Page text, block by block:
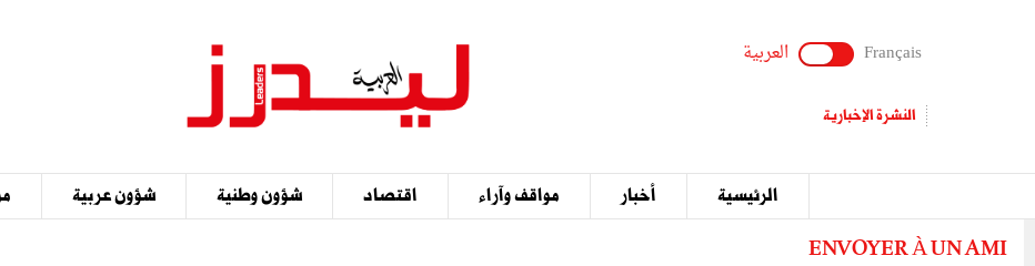
Français العربية
النشرة الإخبارية
الرئيسية أخبار مواقف وآراء اقتصاد شؤون وطنية شؤون عربية
ENVOYER À UN AMI